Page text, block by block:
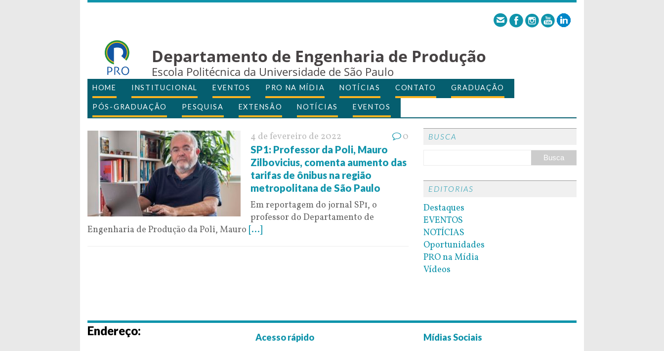
Departamento de Engenharia de Produção
Escola Politécnica da Universidade de São Paulo
HOME INSTITUCIONAL EVENTOS PRO NA MÍDIA NOTÍCIAS CONTATO GRADUAÇÃO
PÓS-GRADUAÇÃO PESQUISA EXTENSÃO NOTÍCIAS EVENTOS
4 de fevereiro de 2022 0
SP1: Professor da Poli, Mauro
Zilbovicius, comenta aumento das
tarifas de ônibus na região
metropolitana de São Paulo
Em reportagem do jornal SP1, o
professor do Departamento de
Engenharia de Produção da Poli, Mauro [...]
BUSCA
EDITORIAS
Destaques
EVENTOS
NOTÍCIAS
Oportunidades
PRO na Mídia
Vídeos
Endereço: Acesso rápido Mídias Sociais